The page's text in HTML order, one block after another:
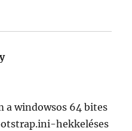
szerint:
a windowsos 64 bites
hekkeléses